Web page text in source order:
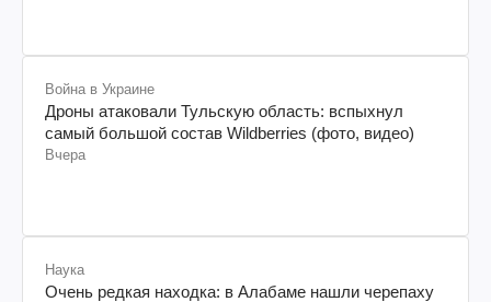
Война в Украине
Дроны атаковали Тульскую область: вспыхнул
самый большой состав Wildberries (фото, видео)
Вчера
Наука
Очень редкая находка: в Алабаме нашли черепаху